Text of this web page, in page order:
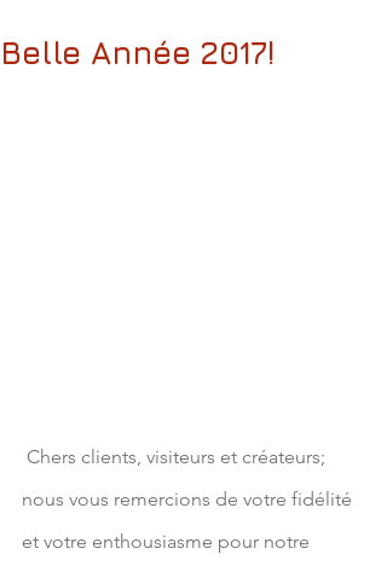
Belle Année 2017!
nous vous remercions de votre fidélité
et votre enthousiasme pour notre